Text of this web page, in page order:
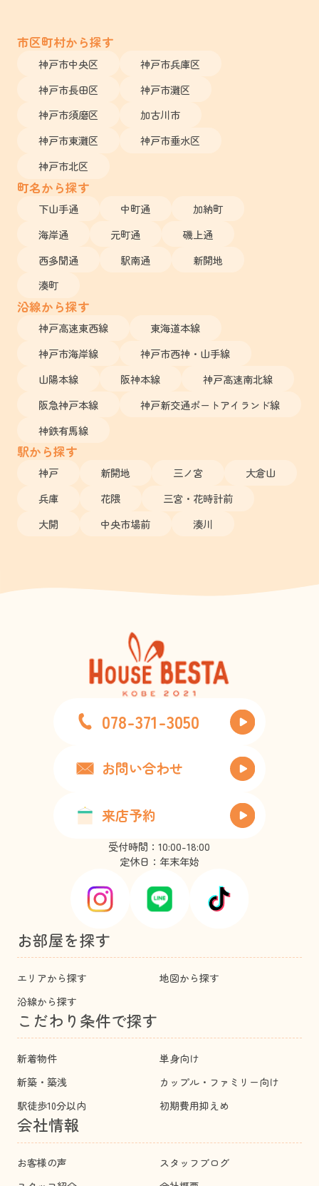
市区町村から探す
神戸市中央区
神戸市兵庫区
神戸市長田区
神戸市灘区
神戸市須磨区
加古川市
神戸市東灘区
神戸市垂水区
神戸市北区
町名から探す
下山手通 中町通
加納町
海岸通
元町通
磯上通
西多聞通
駅南通
新開地
湊町
沿線から探す
神戸高速東西線
東海道本線
神戸市海岸線
神戸市西神・山手線
山陽本線
阪神本線
神戸高速南北線
阪急神戸本線
神戸新交通ポートアイランド線
神鉄有馬線
駅から探す
神戸 新開地 三ノ宮
大倉山
兵庫
花隈
三宮・花時計前
大開
中央市場前 湊川
078-371-3050
お問い合わせ
来店予約
受付時間：10:00-18:00
定休日：年末年始
お部屋を探す
エリアから探す
地図から探す
沿線から探す
こだわり条件で探す
新着物件
単身向け
新築・築浅
カップル・ファミリー向け
駅徒歩10分以内
初期費用抑えめ
会社情報
お客様の声
スタッフブログ